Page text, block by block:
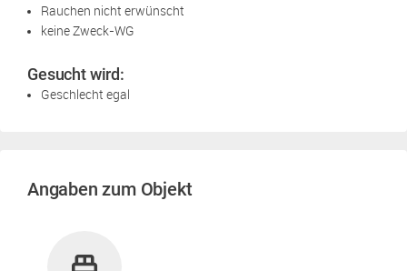
Rauchen nicht erwünscht
keine Zweck-WG
Gesucht wird:
Geschlecht egal
Angaben zum Objekt